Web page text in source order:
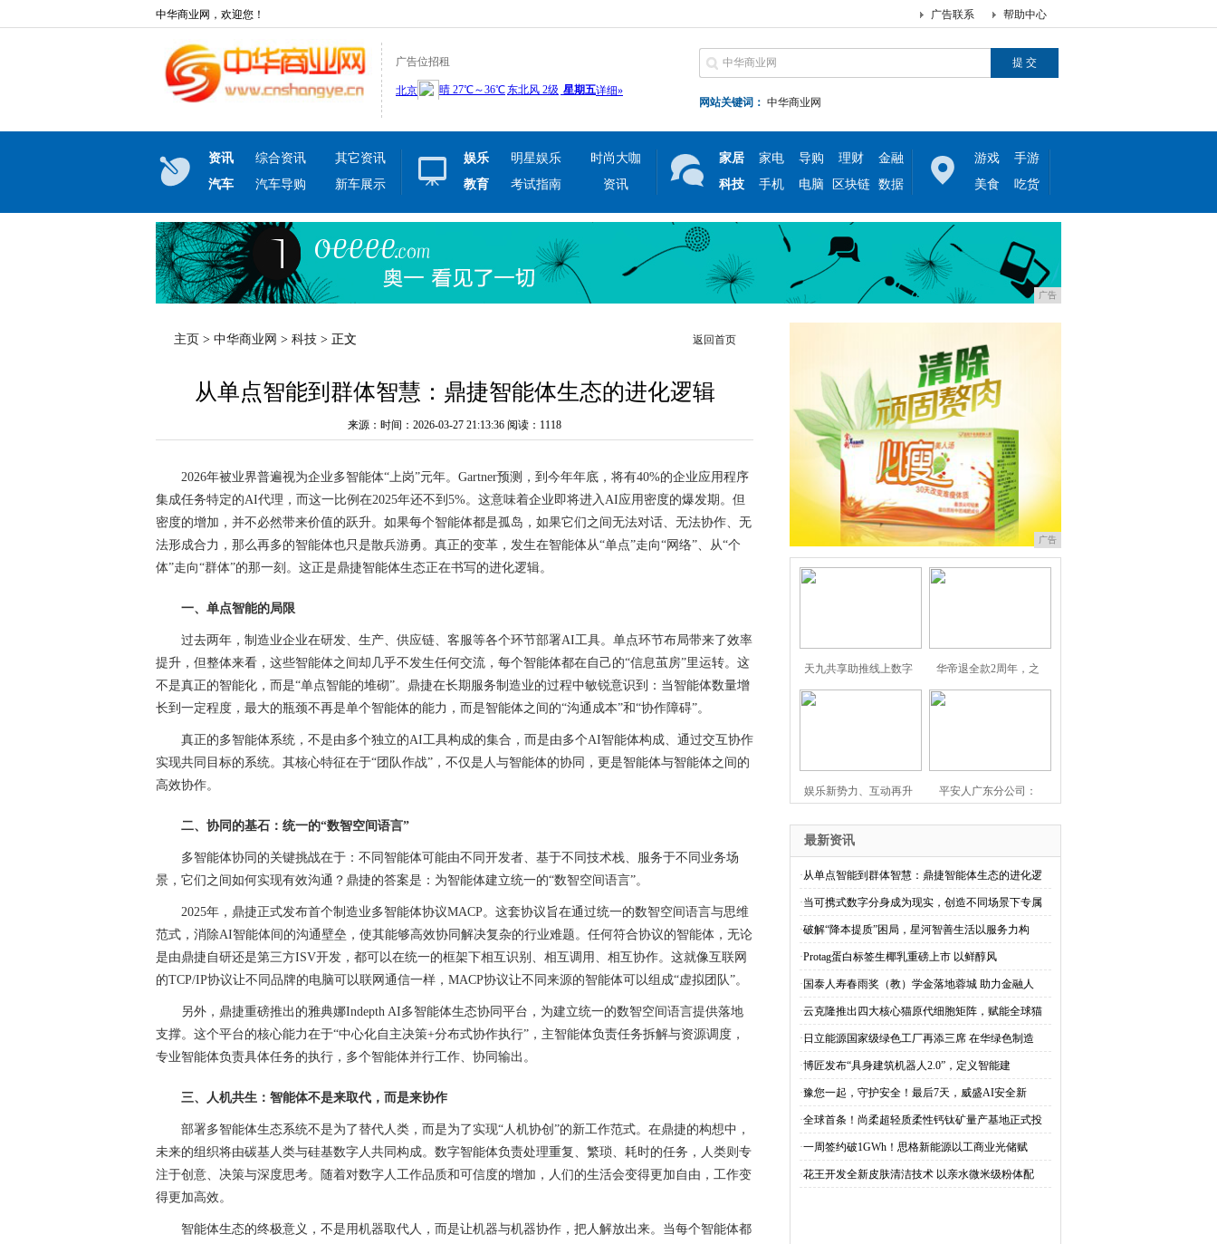
中华商业网，欢迎您！ 帮助中心
广告联系
广告位招租
网站关键词： 中华商业网
资讯 综合资讯
其它资讯
汽车
汽车导购 新车展示
娱乐 明星娱乐
时尚大咖
教育
考试指南 资讯
家居 家电 导购 理财
金融
科技
手机 电脑 区块链 数据
游戏
手游
美食
吃货
广告
主页 > 中华商业网 > 科技 > 正文 返回首页
从单点智能到群体智慧：鼎捷智能体生态的进化逻辑
来源：时间：2026-03-27 21:13:36 阅读：1118
2026年被业界普遍视为企业多智能体“上岗”元年。Gartner预测，到今年年底，将有40%的企业应用程序
集成任务特定的AI代理，而这一比例在2025年还不到5%。这意味着企业即将进入AI应用密度的爆发期。但
密度的增加，并不必然带来价值的跃升。如果每个智能体都是孤岛，如果它们之间无法对话、无法协作、无
法形成合力，那么再多的智能体也只是散兵游勇。真正的变革，发生在智能体从“单点”走向“网络”、从“个
体”走向“群体”的那一刻。这正是鼎捷智能体生态正在书写的进化逻辑。
一、单点智能的局限
过去两年，制造业企业在研发、生产、供应链、客服等各个环节部署AI工具。单点环节布局带来了效率
提升，但整体来看，这些智能体之间却几乎不发生任何交流，每个智能体都在自己的“信息茧房”里运转。这
不是真正的智能化，而是“单点智能的堆砌”。鼎捷在长期服务制造业的过程中敏锐意识到：当智能体数量增
长到一定程度，最大的瓶颈不再是单个智能体的能力，而是智能体之间的“沟通成本”和“协作障碍”。
真正的多智能体系统，不是由多个独立的AI工具构成的集合，而是由多个AI智能体构成、通过交互协作
实现共同目标的系统。其核心特征在于“团队作战”，不仅是人与智能体的协同，更是智能体与智能体之间的
高效协作。
二、协同的基石：统一的“数智空间语言”
多智能体协同的关键挑战在于：不同智能体可能由不同开发者、基于不同技术栈、服务于不同业务场
景，它们之间如何实现有效沟通？鼎捷的答案是：为智能体建立统一的“数智空间语言”。
2025年，鼎捷正式发布首个制造业多智能体协议MACP。这套协议旨在通过统一的数智空间语言与思维
范式，消除AI智能体间的沟通壁垒，使其能够高效协同解决复杂的行业难题。任何符合协议的智能体，无论
是由鼎捷自研还是第三方ISV开发，都可以在统一的框架下相互识别、相互调用、相互协作。这就像互联网
的TCP/IP协议让不同品牌的电脑可以联网通信一样，MACP协议让不同来源的智能体可以组成“虚拟团队”。
另外，鼎捷重磅推出的雅典娜Indepth AI多智能体生态协同平台，为建立统一的数智空间语言提供落地
支撑。这个平台的核心能力在于“中心化自主决策+分布式协作执行”，主智能体负责任务拆解与资源调度，
专业智能体负责具体任务的执行，多个智能体并行工作、协同输出。
三、人机共生：智能体不是来取代，而是来协作
部署多智能体生态系统不是为了替代人类，而是为了实现“人机协创”的新工作范式。在鼎捷的构想中，
未来的组织将由碳基人类与硅基数字人共同构成。数字智能体负责处理重复、繁琐、耗时的任务，人类则专
注于创意、决策与深度思考。随着对数字人工作品质和可信度的增加，人们的生活会变得更加自由，工作变
得更加高效。
智能体生态的终极意义，不是用机器取代人，而是让机器与机器协作，把人解放出来。当每个智能体都
广告
天九共享助推线上数字 华帝退全款2周年，之
娱乐新势力、互动再升 平安人广东分公司：
最新资讯
·从单点智能到群体智慧：鼎捷智能体生态的进化逻
·当可携式数字分身成为现实，创造不同场景下专属
·破解“降本提质”困局，星河智善生活以服务力构
·Protag蛋白标签生椰乳重磅上市 以鲜醇风
· 国泰人寿春雨奖（教）学金落地蓉城 助力金融人
·云克隆推出四大核心猫原代细胞矩阵，赋能全球猫
· 日立能源国家级绿色工厂再添三席 在华绿色制造
·博匠发布“具身建筑机器人2.0”，定义智能建
·豫您一起，守护安全！最后7天，威盛AI安全新
·全球首条！尚柔超轻质柔性钙钛矿量产基地正式投
·一周签约破1GWh！思格新能源以工商业光储赋
·花王开发全新皮肤清洁技术 以亲水微米级粉体配